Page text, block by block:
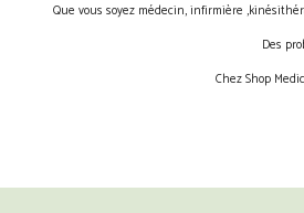
Que vous soyez médecin, infirmière
Des
Chez Shop